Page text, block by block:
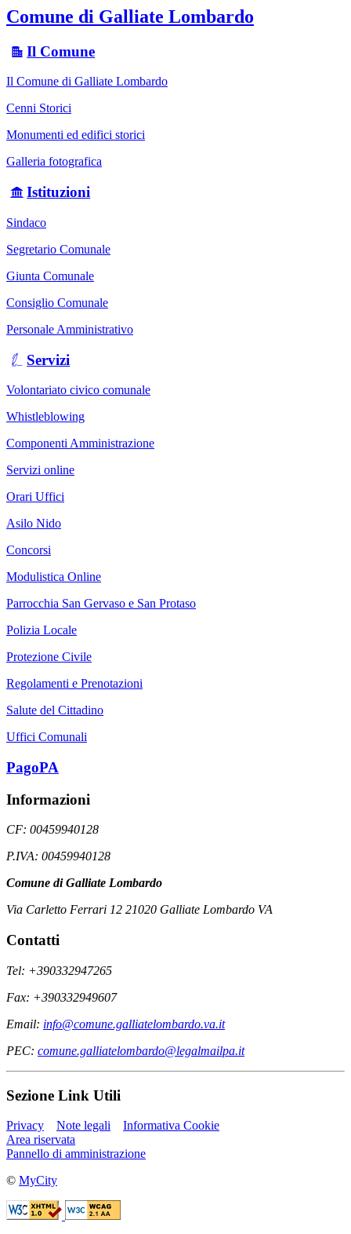
Comune di Galliate Lombardo
Il Comune
Il Comune di Galliate Lombardo
Cenni Storici
Monumenti ed edifici storici
Galleria fotografica
Istituzioni
Sindaco
Segretario Comunale
Giunta Comunale
Consiglio Comunale
Personale Amministrativo
Servizi
Volontariato civico comunale
Whistleblowing
Componenti Amministrazione
Servizi online
Orari Uffici
Asilo Nido
Concorsi
Modulistica Online
Parrocchia San Gervaso e San Protaso
Polizia Locale
Protezione Civile
Regolamenti e Prenotazioni
Salute del Cittadino
Uffici Comunali
PagoPA
Informazioni
CF: 00459940128
P.IVA: 00459940128
Comune di Galliate Lombardo
Via Carletto Ferrari 12 21020 Galliate Lombardo VA
Contatti
Tel: +390332947265
Fax: +390332949607
Email: info@comune.galliatelombardo.va.it
PEC: comune.galliatelombardo@legalmailpa.it
Sezione Link Utili
Privacy Note legali
Informativa Cookie
Area riservata
Pannello di amministrazione
© MyCity